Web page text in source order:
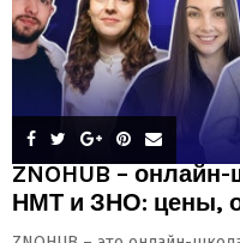
ZNOHUB –
НМТ и ЗНО: цены,